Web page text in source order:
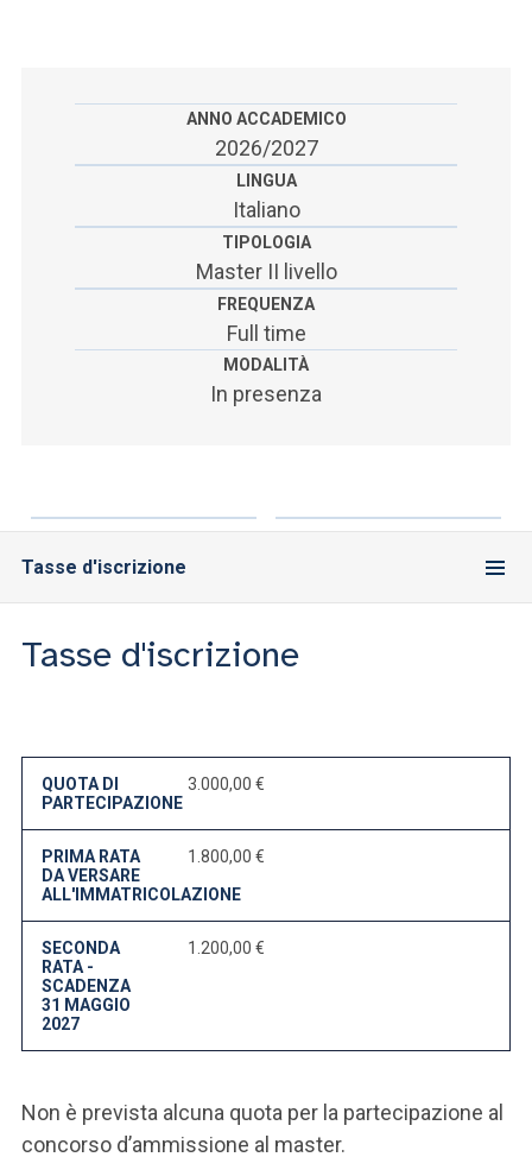
ACCEDI A CLOUDMAILANNO ACCADEMICO
2026/2027
LINGUA
Italiano
TIPOLOGIA
Master II livello
FREQUENZA
Full time
MODALITÀ
In presenza
Tasse d'iscrizione
Tasse d'iscrizione
QUOTA DI
PARTECIPAZIONE
3.000,00 €
PRIMA RATA
DA VERSARE
ALL'IMMATRICOLAZIONE
1.800,00 €
SECONDA
RATA -
SCADENZA
31 MAGGIO
2027
1.200,00 €
Non è prevista alcuna quota per la partecipazione al
concorso d’ammissione al master.